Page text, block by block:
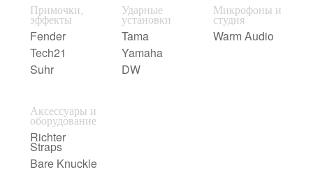
Примочки,
эффекты
Fender
Tech21
Suhr
Ударные
установки
Tama
Yamaha
DW
Микрофоны и
студия
Warm Audio
Аксессуары и
оборудование
Richter
Straps
Bare Knuckle